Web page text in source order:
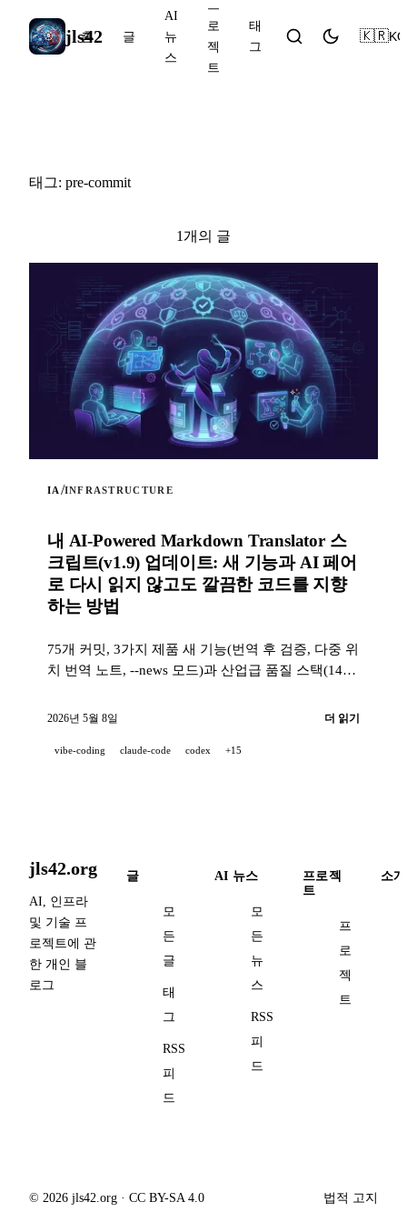
jls42
홈 글
AI
뉴
스
프
로
젝
트
태
그
🇰🇷KO
태그: pre-commit
1개의 글
IA /INFRASTRUCTURE
내 AI-Powered Markdown Translator 스
크립트(v1.9) 업데이트: 새 기능과 AI 페어
로 다시 읽지 않고도 깔끔한 코드를 지향
하는 방법
75개 커밋, 3가지 제품 새 기능(번역 후 검증, 다중 위
치 번역 노트, --news 모드)과 산업급 품질 스택(14개
100 % AI 페어로 개발될 때도 깨끗한 코드를 지향하
2026년 5월 8일 더 읽기
vibe-coding claude-code codex +15
jls42.org
AI, 인프라
및 기술 프
로젝트에 관
한 개인 블
로그
글
모
든
글
태
그
RSS
피
드
AI 뉴스
모
든
뉴
스
RSS
피
드
프로젝
트
프
로
젝
트
소개
© 2026 jls42.org · CC BY-SA 4.0 법적 고지